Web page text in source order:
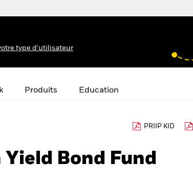
type d'utilisateur
Produits Education
PRIIP KID
Yield Bond Fund